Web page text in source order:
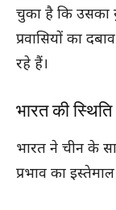
चुका है कि उसका
प्रवासियों का
रहे हैं।
भारत की
भारत ने चीन के
प्रभाव का